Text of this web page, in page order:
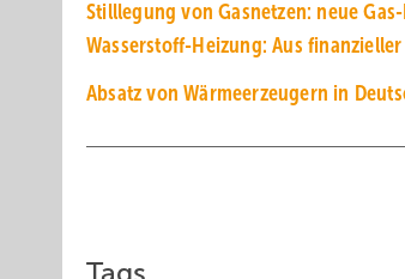
Stilllegung von Gasnetzen: neue
Wasserstoff-Heizung: Aus
Absatz von Wärmeerzeugern in